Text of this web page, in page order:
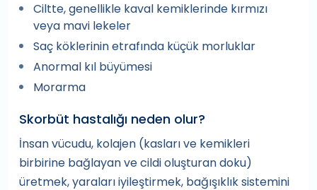
Ciltte, genellikle kaval kemiklerinde kırmızı
veya mavi lekeler
Saç köklerinin etrafında küçük morluklar
Anormal kıl büyümesi
Morarma
Skorbüt hastalığı neden olur?
İnsan vücudu, kolajen (kasları ve kemikleri
birbirine bağlayan ve cildi oluşturan doku)
üretmek, yaraları iyileştirmek, bağışıklık sistemini